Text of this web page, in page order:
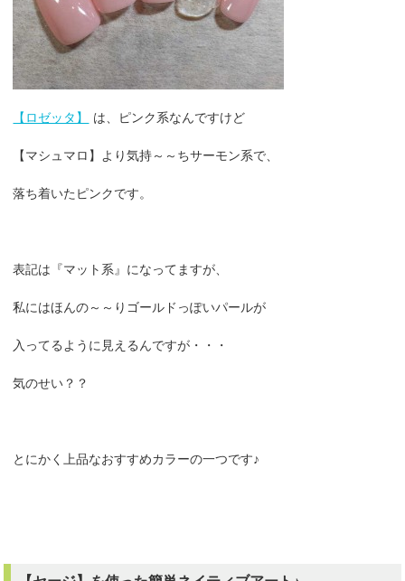
【ロゼッタ】 は、ピンク系なんですけど
【マシュマロ】より気持～～ちサーモン系で、
落ち着いたピンクです。
表記は『マット系』になってますが、
私にはほんの～～りゴールドっぽいパールが
入ってるように見えるんですが・・・
気のせい？？
とにかく上品なおすすめカラーの一つです♪